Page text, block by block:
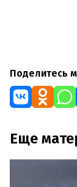
Поделитесь
Еще